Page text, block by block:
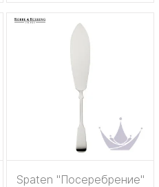
Spaten "Посеребрение"